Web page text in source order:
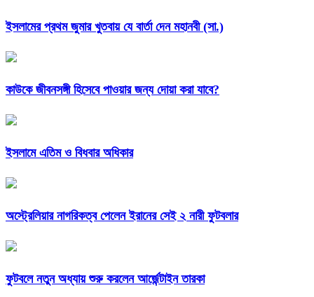
ইসলামের প্রথম জুমার খুতবায় যে বার্তা দেন মহানবী (সা.)
কাউকে জীবনসঙ্গী হিসেবে পাওয়ার জন্য দোয়া করা যাবে?
ইসলামে এতিম ও বিধবার অধিকার
অস্ট্রেলিয়ার নাগরিকত্ব পেলেন ইরানের সেই ২ নারী ফুটবলার
ফুটবলে নতুন অধ্যায় শুরু করলেন আর্জেন্টাইন তারকা